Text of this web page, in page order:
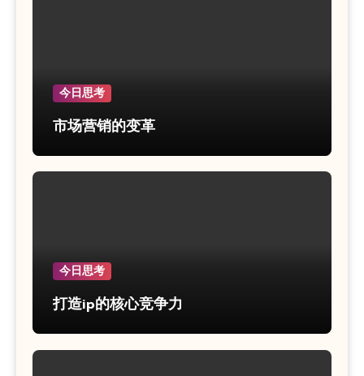
今日思考
市场营销的变革
今日思考
打造ip的核心竞争力